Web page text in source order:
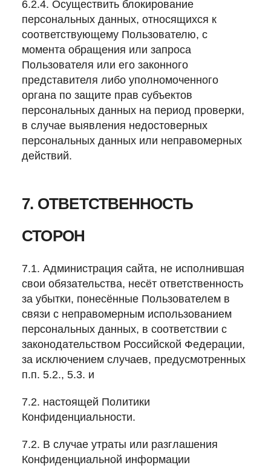
6.2.4. Осуществить блокирование
персональных данных, относящихся к
соответствующему Пользователю, с
момента обращения или запроса
Пользователя или его законного
представителя либо уполномоченного
органа по защите прав субъектов
персональных данных на период проверки,
в случае выявления недостоверных
персональных данных или неправомерных
действий.
7. ОТВЕТСТВЕННОСТЬ
СТОРОН
7.1. Администрация сайта, не исполнившая
свои обязательства, несёт ответственность
за убытки, понесённые Пользователем в
связи с неправомерным использованием
персональных данных, в соответствии с
законодательством Российской Федерации,
за исключением случаев, предусмотренных
п.п. 5.2., 5.3. и
7.2. настоящей Политики
Конфиденциальности.
7.2. В случае утраты или разглашения
Конфиденциальной информации